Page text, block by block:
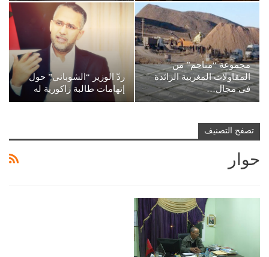
مجموعة “مناجم” من
المقاولات المغربية الرائدة
في مجال…
ردّ الوزير “الشوباني” حول
إتهامات طالبة زاكورية له
تصفح التصنيف
حوار